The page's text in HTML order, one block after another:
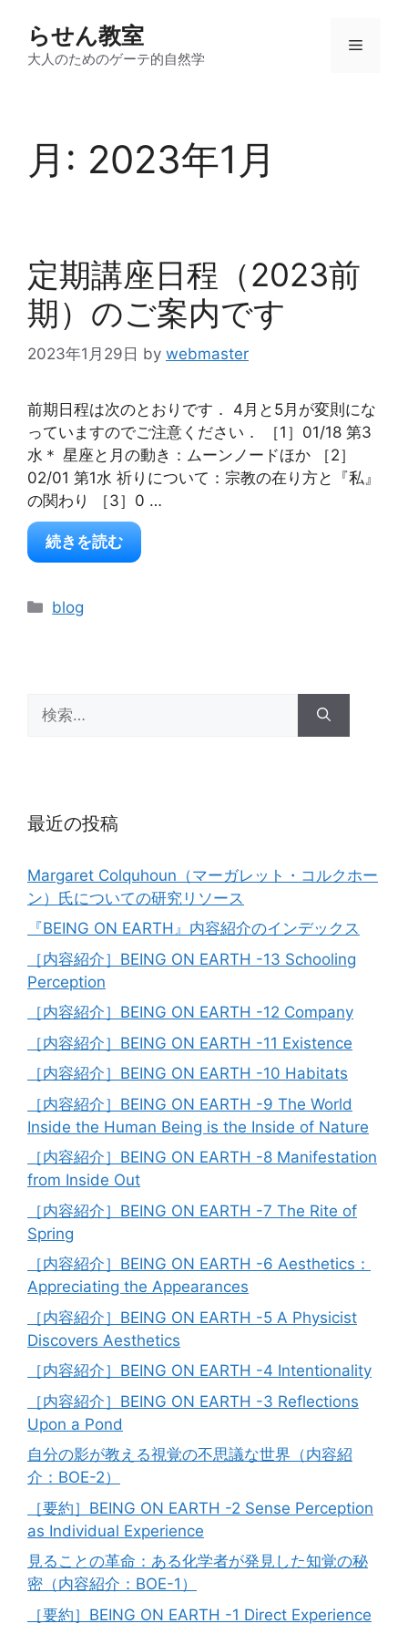
らせん教室
大人のためのゲーテ的自然学
メ
月: 2023年1月
定期講座日程（2023前
期）のご案内です
2023年1月29日 by webmaster
前期日程は次のとおりです． 4月と5月が変則にな
っていますのでご注意ください． ［1］01/18 第3
水＊ 星座と月の動き：ムーンノードほか ［2］
02/01 第1水 祈りについて：宗教の在り方と『私』
の関わり ［3］0 …
続きを読む
カ
blog
索:
最近の投稿
Margaret Colquhoun（マーガレット・コルクホー
ン）氏についての研究リソース
『BEING ON EARTH』内容紹介のインデックス
［内容紹介］BEING ON EARTH -13 Schooling
Perception
［内容紹介］BEING ON EARTH -12 Company
［内容紹介］BEING ON EARTH -11 Existence
［内容紹介］BEING ON EARTH -10 Habitats
［内容紹介］BEING ON EARTH -9 The World
Inside the Human Being is the Inside of Nature
［内容紹介］BEING ON EARTH -8 Manifestation
from Inside Out
［内容紹介］BEING ON EARTH -7 The Rite of
Spring
［内容紹介］BEING ON EARTH -6 Aesthetics：
Appreciating the Appearances
［内容紹介］BEING ON EARTH -5 A Physicist
Discovers Aesthetics
［内容紹介］BEING ON EARTH -4 Intentionality
［内容紹介］BEING ON EARTH -3 Reflections
Upon a Pond
自分の影が教える視覚の不思議な世界（内容紹
介：BOE-2）
［要約］BEING ON EARTH -2 Sense Perception
as Individual Experience
見ることの革命：ある化学者が発見した知覚の秘
密（内容紹介：BOE-1）
［要約］BEING ON EARTH -1 Direct Experience